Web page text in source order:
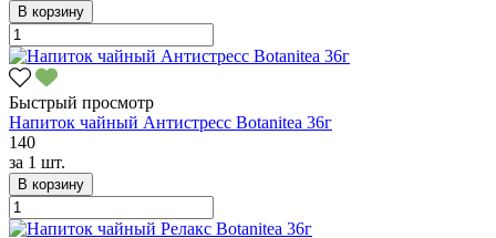
В корзину
Быстрый просмотр
Напиток чайный Антистресс Botanitea 36г
140
за 1 шт.
В корзину